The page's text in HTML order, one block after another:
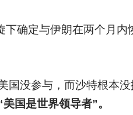
确定与伊朗在两个月内
没参与，而沙特根本
国是世界领导者”。